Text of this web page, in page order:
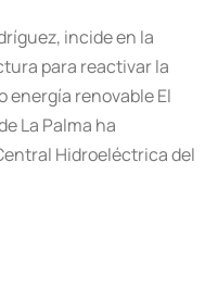
incide en la
para reactivar la
renovable El
La Palma ha
Hidroeléctrica del